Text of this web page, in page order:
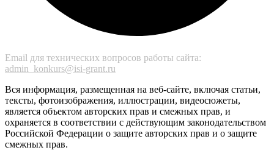
Email для технических вопросов работы сайта:
admin_konkurs@isi-grant.ru
Вся информация, размещенная на веб-сайте, включая статьи,
тексты, фотоизображения, иллюстрации, видеосюжеты,
является объектом авторских прав и смежных прав, и
охраняется в соответствии с действующим законодательством
Российской Федерации о защите авторских прав и о защите
смежных прав.